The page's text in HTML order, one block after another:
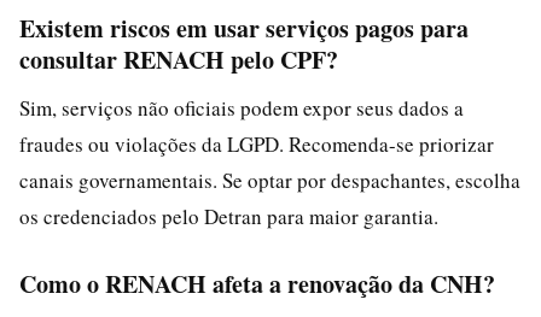
Existem riscos em usar serviços pagos para
consultar RENACH pelo CPF?
Sim, serviços não oficiais podem expor seus dados a
fraudes ou violações da LGPD. Recomenda-se priorizar
canais governamentais. Se optar por despachantes, escolha
os credenciados pelo Detran para maior garantia.
Como o RENACH afeta a renovação da CNH?